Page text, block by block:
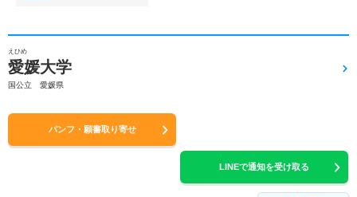
えひめ
愛媛大学
国公立 愛媛県
パンフ・願書取り寄せ
LINEで通知を受け取る